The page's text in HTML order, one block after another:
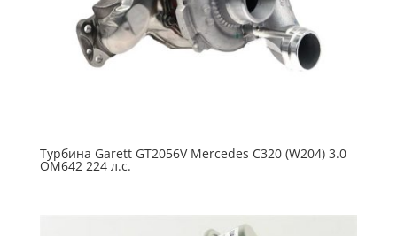
Турбина Garett GT2056V Mercedes C320 (W204) 3.0
OM642 224 л.с.